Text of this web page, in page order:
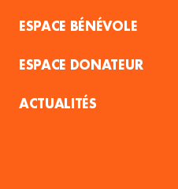
ESPACE BÉNÉVOLE
ESPACE DONATEUR
ACTUALITÉS